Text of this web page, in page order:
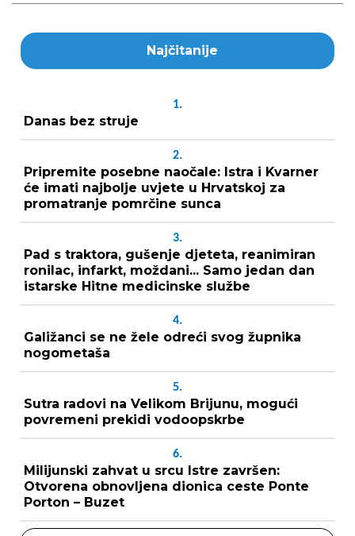
Najčitanije
1.
Danas bez struje
2.
Pripremite posebne naočale: Istra i Kvarner
će imati najbolje uvjete u Hrvatskoj za
promatranje pomrčine sunca
3.
Pad s traktora, gušenje djeteta, reanimiran
ronilac, infarkt, moždani... Samo jedan dan
istarske Hitne medicinske službe
4.
Galižanci se ne žele odreći svog župnika
nogometaša
5.
Sutra radovi na Velikom Brijunu, mogući
povremeni prekidi vodoopskrbe
6.
Milijunski zahvat u srcu Istre završen:
Otvorena obnovljena dionica ceste Ponte
Porton – Buzet